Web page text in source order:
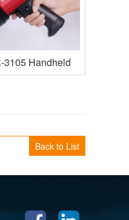
3105 Handheld
Back to List